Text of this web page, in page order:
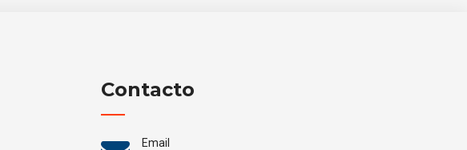
Contacto
Email